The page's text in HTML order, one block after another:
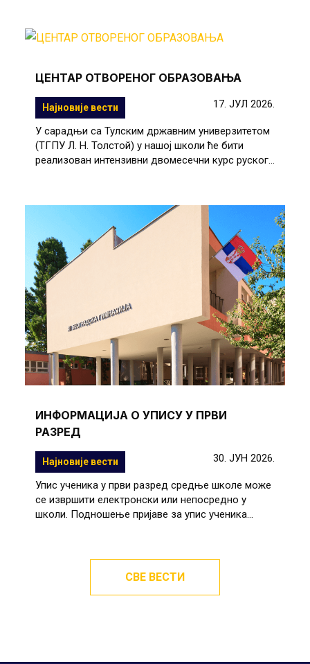
ЦЕНТАР ОТВОРЕНОГ ОБРАЗОВАЊА
Најновије вести 17. ЈУЛ 2026.
У сарадњи са Тулским државним универзитетом
(ТГПУ Л. Н. Толстой) у нашој школи ће бити
реализован интензивни двомесечни курс руског...
ИНФОРМАЦИЈА О УПИСУ У ПРВИ
РАЗРЕД
Најновије вести 30. ЈУН 2026.
Упис ученика у први разред средње школе може
се извршити електронски или непосредно у
школи. Подношење пријаве за упис ученика...
СВЕ ВЕСТИ